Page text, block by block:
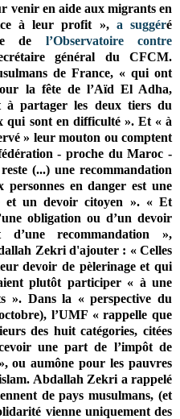
venir en aide aux migrants en
à leur profit », a suggéré
de l’Observatoire contre
général du CFCM.
de France, « qui ont
la fête de l’Aïd El Adha,
à partager les deux tiers du
qui sont en difficulté ». Et « à
» leur mouton ou comptent
- proche du Maroc -
(...) une recommandation
personnes en danger est une
et un devoir citoyen ». « Et
obligation ou d’un devoir
d’une recommandation »,
Zekri d'ajouter : « Celles
devoir de pèlerinage et qui
plutôt participer « à une
». Dans la «perspective du
l’UMF « rappelle que
des huit catégories, citées
une part de l’impôt de
ou aumône pour les pauvres
Abdallah Zekri a rappelé
de pays musulmans, (et
vienne uniquement des